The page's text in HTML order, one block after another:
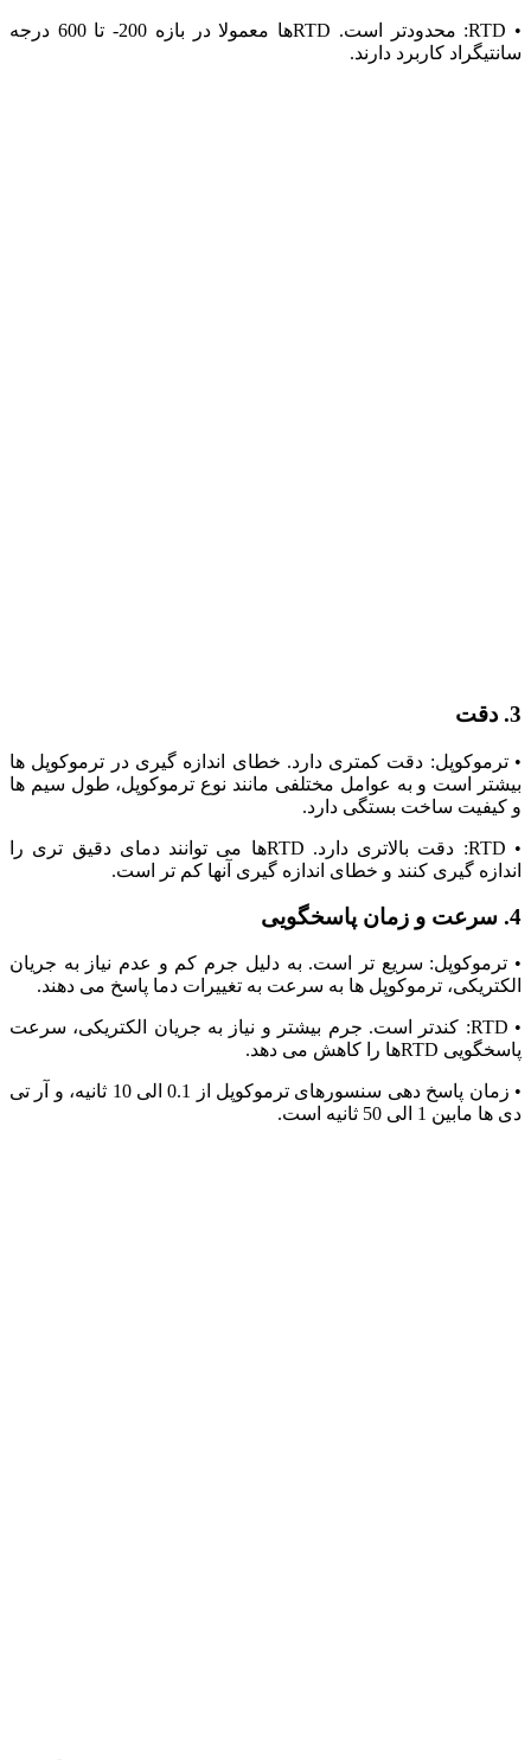
• RTD: محدودتر است. RTDها معمولا در بازه 200- تا 600 درجه
سانتیگراد کاربرد دارند.
3. دقت
• ترموکوپل: دقت کمتری دارد. خطای اندازه‌ گیری در ترموکوپل‌ ها
بیشتر است و به عوامل مختلفی مانند نوع ترموکوپل، طول سیم‌ ها
و کیفیت ساخت بستگی دارد.
• RTD: دقت بالاتری دارد. RTDها می‌ توانند دمای دقیق‌ تری را
اندازه‌ گیری کنند و خطای اندازه ‌گیری آنها کم تر است.
4. سرعت و زمان پاسخگویی
• ترموکوپل: سریع ‌تر است. به دلیل جرم کم و عدم نیاز به جریان
الکتریکی، ترموکوپل‌ ها به سرعت به تغییرات دما پاسخ می ‌دهند.
• RTD: کندتر است. جرم بیشتر و نیاز به جریان الکتریکی، سرعت
پاسخگویی RTDها را کاهش می‌ دهد.
• زمان پاسخ دهی سنسورهای ترموکوپل از 0.1 الی 10 ثانیه، و آر تی
دی ها مابین 1 الی 50 ثانیه است.